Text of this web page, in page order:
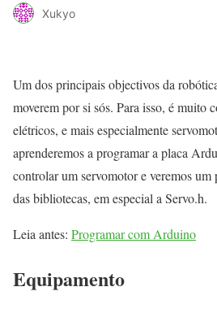
Xukyo
Um dos principais objectivos da
moverem por si sós. Para isso, é muito
elétricos, e mais especialmente
aprenderemos a programar a placa
controlar um servomotor e veremos um
das bibliotecas, em especial a Servo.h.
Leia antes: Programar com Arduino
Equipamento